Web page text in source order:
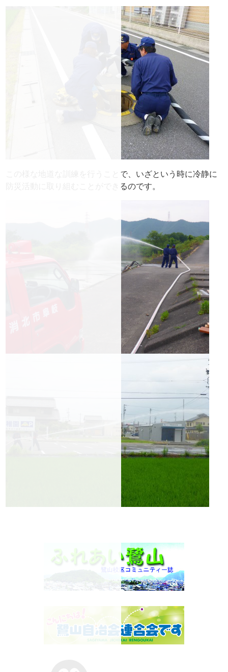
この様な地道な訓練を行うことで、いざという時に冷静に
防災活動に取り組むことができるのです。